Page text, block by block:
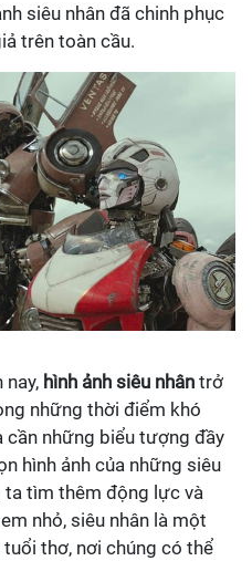
siêu nhân đã chinh phục
trên toàn cầu.
hình ảnh siêu nhân trở
những thời điểm khó
cần những biểu tượng đầy
hình ảnh của những siêu
ta tìm thêm động lực và
nhỏ, siêu nhân là một
thơ, nơi chúng có thể